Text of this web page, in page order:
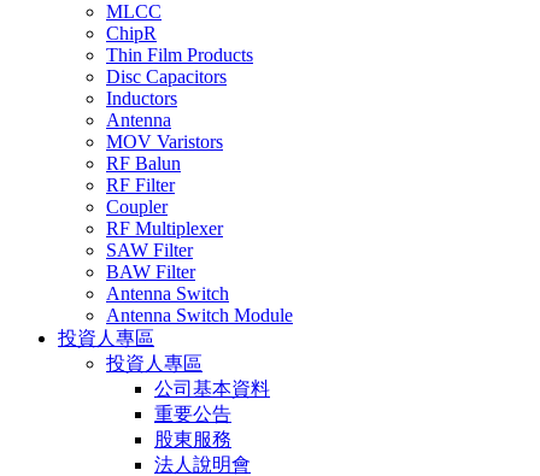
MLCC
ChipR
Thin Film Products
Disc Capacitors
Inductors
Antenna
MOV Varistors
RF Balun
RF Filter
Coupler
RF Multiplexer
SAW Filter
BAW Filter
Antenna Switch
Antenna Switch Module
投資人專區
投資人專區
公司基本資料
重要公告
股東服務
法人說明會